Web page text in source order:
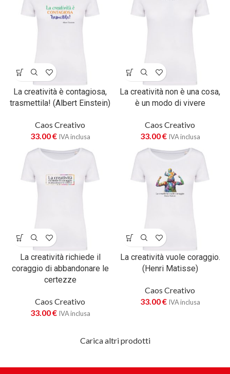
La creatività è contagiosa,
trasmettila! (Albert Einstein)
Caos Creativo
33.00€ IVA inclusa
La creatività non è una cosa,
è un modo di vivere
Caos Creativo
33.00€ IVA inclusa
La creatività richiede il
coraggio di abbandonare le
certezze
Caos Creativo
33.00€ IVA inclusa
La creatività vuole coraggio.
(Henri Matisse)
Caos Creativo
33.00€ IVA inclusa
Carica altri prodotti